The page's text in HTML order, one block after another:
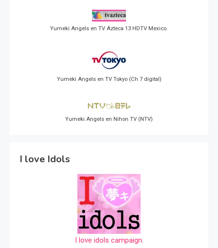
Yumeki Angels en TV Azteca 13 HDTV Mexico.
Yumeki Angels en TV Tokyo (Ch 7 digital)
Yumeki Angels en Nihon TV (NTV)
I love Idols
I love idols campaign.